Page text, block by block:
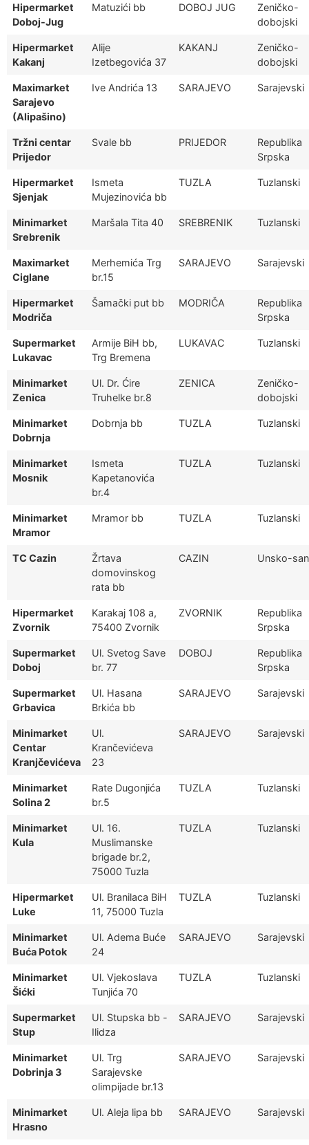
Hipermarket
Doboj-Jug
Matuzići bb DOBOJ JUG
Zeničko-
dobojski
Hipermarket
Kakanj
Alije
Izetbegovića 37
KAKANJ
Zeničko-
dobojski
Maximarket
Sarajevo
(Alipašino)
Ive Andrića 13 SARAJEVO Sarajevski
Tržni centar
Prijedor
Svale bb PRIJEDOR
Republika
Srpska
Hipermarket
Sjenjak
Ismeta
Mujezinovića bb
TUZLA Tuzlanski
Minimarket
Srebrenik
Maršala Tita 40 SREBRENIK Tuzlanski
Maximarket
Ciglane
Merhemića Trg
br.15
SARAJEVO Sarajevski
Hipermarket
Modriča
Šamački put bb MODRIČA
Republika
Srpska
Supermarket
Lukavac
Armije BiH bb,
Trg Bremena
LUKAVAC Tuzlanski
Minimarket
Zenica
Ul. Dr. Ćire
Truhelke br.8
ZENICA
Zeničko-
dobojski
Minimarket
Dobrnja
Dobrnja bb TUZLA Tuzlanski
Minimarket
Mosnik
Ismeta
Kapetanovića
br.4
TUZLA Tuzlanski
Minimarket
Mramor
Mramor bb TUZLA Tuzlanski
TC Cazin
Žrtava
domovinskog
rata bb
CAZIN Unsko-
Hipermarket
Zvornik
Karakaj 108 a,
75400 Zvornik
ZVORNIK
Republika
Srpska
Supermarket
Doboj
Ul. Svetog Save
br. 77
DOBOJ
Republika
Srpska
Supermarket
Grbavica
Ul. Hasana
Brkića bb
SARAJEVO Sarajevski
Minimarket
Centar
Kranjčevićeva
Ul.
Krančevićeva
23
SARAJEVO Sarajevski
Minimarket
Solina 2
Rate Dugonjića
br.5
TUZLA Tuzlanski
Minimarket
Kula
Ul. 16.
Muslimanske
brigade br.2,
75000 Tuzla
TUZLA Tuzlanski
Hipermarket
Luke
Ul. Branilaca BiH
11, 75000 Tuzla
TUZLA Tuzlanski
Minimarket
Buća Potok
Ul. Adema Buće
24
SARAJEVO Sarajevski
Minimarket
Šićki
Ul. Vjekoslava
Tunjića 70
TUZLA Tuzlanski
Supermarket
Stup
Ul. Stupska bb -
Ilidza
SARAJEVO Sarajevski
Minimarket
Dobrinja 3
Ul. Trg
Sarajevske
olimpijade br.13
SARAJEVO Sarajevski
Minimarket
Hrasno
Ul. Aleja lipa bb SARAJEVO Sarajevski